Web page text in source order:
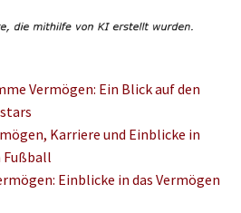
Vermögen: Ein Blick auf den
Karriere und Einblicke in
Fußball
Einblicke in das Vermögen